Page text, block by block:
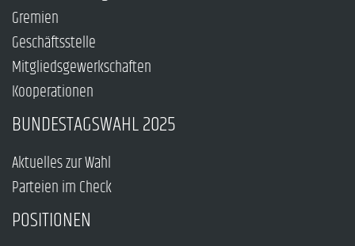
Gremien
Geschäftsstelle
Mitgliedsgewerkschaften
Kooperationen
BUNDESTAGSWAHL 2025
Aktuelles zur Wahl
Parteien im Check
POSITIONEN